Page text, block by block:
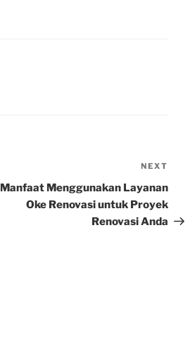
Post
NEXT
Manfaat Menggunakan Layanan
Oke Renovasi untuk Proyek
Renovasi Anda